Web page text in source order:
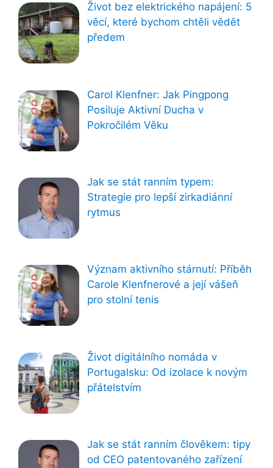
Život bez elektrického napájení: 5
věcí, které bychom chtěli vědět
předem
Carol Klenfner: Jak Pingpong
Posiluje Aktivní Ducha v
Pokročilém Věku
Jak se stát ranním typem:
Strategie pro lepší zirkadiánní
rytmus
Význam aktivního stárnutí: Příběh
Carole Klenfnerové a její vášeň
pro stolní tenis
Život digitálního nomáda v
Portugalsku: Od izolace k novým
přátelstvím
Jak se stát ranním člověkem: tipy
od CEO patentovaného zařízení